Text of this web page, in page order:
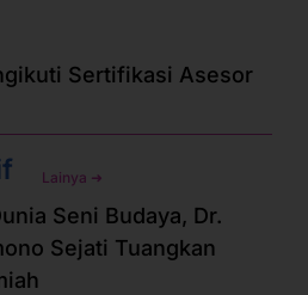
Sertifikasi Asesor
Lainya ➜
Seni Budaya, Dr.
Sejati Tuangkan